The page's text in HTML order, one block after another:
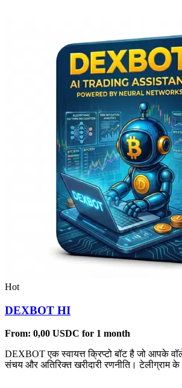
Hot
DEXBOT HI
From: 0,00 USDC for 1 month
DEXBOT एक स्वायत्त क्रिप्टो बॉट है जो आपके
संचय और अतिरिक्त खरीदारी रणनीति। टेलीग्राम के